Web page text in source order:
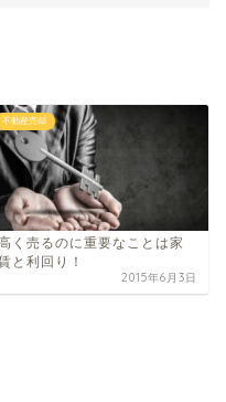
不動産売却
く売るのに重要なことは家
と利回り！
2015年6月3日